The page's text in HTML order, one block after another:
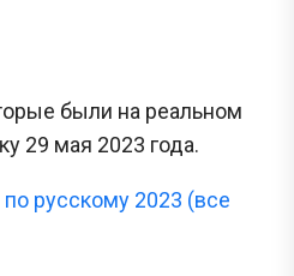
были на реальном
29 мая 2023 года.
русскому 2023 (все